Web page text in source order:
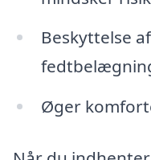
Beskyttelse
Øger